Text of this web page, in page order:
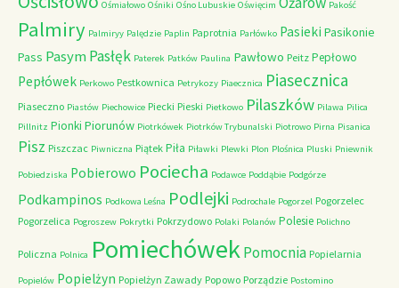
Ośmiałowo Ośniki Ośno Lubuskie Oświęcim Pakość
Palmiry Palmiryy Palędzie Paplin Paprotnia Parłówko Pasieki Pasikonie
Pass PasymPasłęk Paterek Patków Paulina Pawłowo Peitz Pepłowo
Pepłówek Perkowo Pestkownica Petrykozy Piaecznica Piasecznica
Piaseczno Piastów Piechowice Piecki Pieski Pietkowo Pilaszków Pilawa Pilica
Pillnitz Pionki Piorunów Piotrkówek Piotrków Trybunalski Piotrowo Pirna Pisanica
Pisz Piszczac Piwniczna Piątek Piła Piławki Plewki Plon Plośnica Pluski Pniewnik
Pobiedziska Pobierowo Pociecha Podawce Poddąbie Podgórze
Podkampinos Podkowa Leśna Podlejki Podrochale Pogorzel Pogorzelec
Pogorzelica Pogroszew Pokrytki Pokrzydowo Polaki Polanów Polesie Polichno
Policzna Polnica PomiechówekPomocnia Popielarnia
Popielów Popielżyn Popielżyn Zawady Popowo Porządzie Postomino